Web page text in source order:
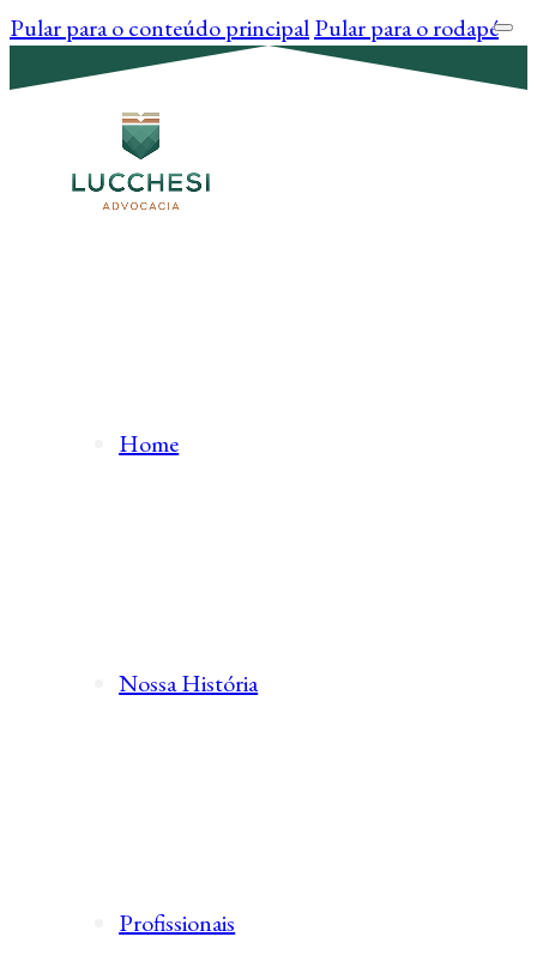
Pular para o conteúdo principalPular para o rodapé
Home
Nossa História
Profissionais